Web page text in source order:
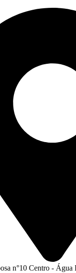
n°10 Centro - Água